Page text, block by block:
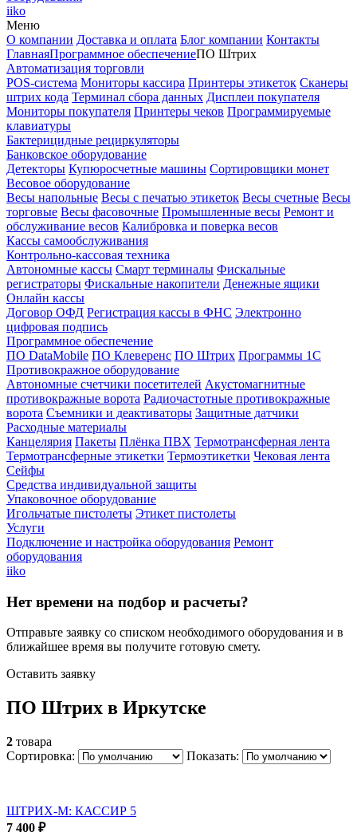
iiko
Меню
О компании Доставка и оплата Блог компании Контакты
ГлавнаяПрограммное обеспечениеПО Штрих
Автоматизация торговли
POS-система Мониторы кассира Принтеры этикеток Сканеры
штрих кода Терминал сбора данных Дисплеи покупателя
Мониторы покупателя Принтеры чеков Программируемые
клавиатуры
Бактерицидные рециркуляторы
Банковское оборудование
Детекторы Купюросчетные машины Сортировщики монет
Весовое оборудование
Весы напольные Весы с печатью этикеток Весы счетные Весы
торговые Весы фасовочные Промышленные весы Ремонт и
обслуживание весов Калибровка и поверка весов
Кассы самообслуживания
Контрольно-кассовая техника
Автономные кассы Смарт терминалы Фискальные
регистраторы Фискальные накопители Денежные ящики
Онлайн кассы
Договор ОФД Регистрация кассы в ФНС Электронно
цифровая подпись
Программное обеспечение
ПО DataMobile ПО Клеверенс ПО Штрих Программы 1С
Противокражное оборудование
Автономные счетчики посетителей Акустомагнитные
противокражные ворота Радиочастотные противокражные
ворота Съемники и деактиваторы Защитные датчики
Расходные материалы
Канцелярия Пакеты Плёнка ПВХ Термотрансферная лента
Термотрансферные этикетки Термоэтикетки Чековая лента
Сейфы
Средства индивидуальной защиты
Упаковочное оборудование
Игольчатые пистолеты Этикет пистолеты
Услуги
Подключение и настройка оборудования Ремонт
оборудования
iiko
Нет времени на подбор и расчеты?
Отправьте заявку со списком необходимого оборудования и в
ближайшее время вы получите готовую смету.
Оставить заявку
ПО Штрих в Иркутске
2 товара
Сортировка:
Показать:
ШТРИХ-М: КАССИР 5
7 400 ₽